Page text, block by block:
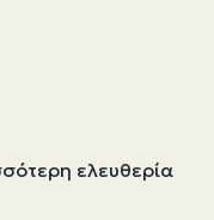
ελευθερία